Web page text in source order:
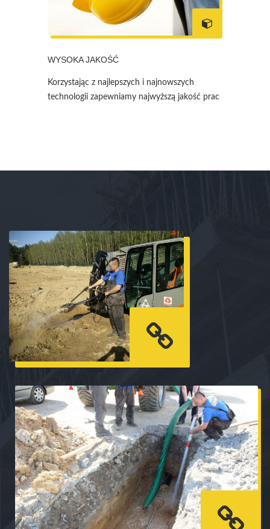
WYSOKA JAKOŚĆ
Korzystając z najlepszych i najnowszych
technologii zapewniamy najwyższą jakość prac